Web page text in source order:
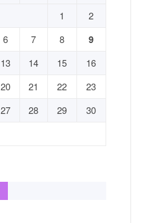
1
2
6 7 8 9
13 14 15
16
20 21 22
23
27 28 29
30